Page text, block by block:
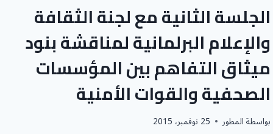
الجلسة الثانية مع لجنة الثقافة
والإعلام البرلمانية لمناقشة بنود
ميثاق التفاهم بين المؤسسات
الصحفية والقوات الأمنية
بواسطةالمطور 25 نوفمبر، 2015